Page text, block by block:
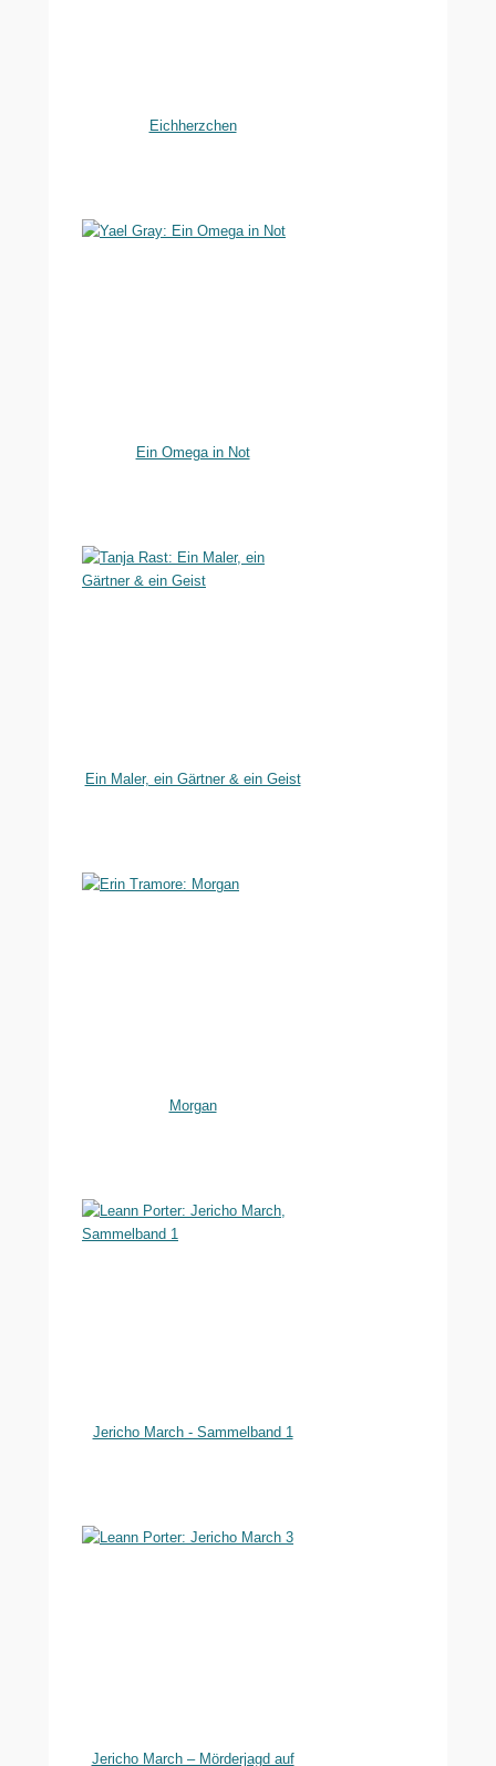
Eichherzchen
Ein Omega in Not
Ein Maler, ein Gärtner & ein Geist
Morgan
Jericho March - Sammelband 1
Jericho March – Mörderjagd auf